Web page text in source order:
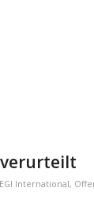
ver­ur­teilt
International,